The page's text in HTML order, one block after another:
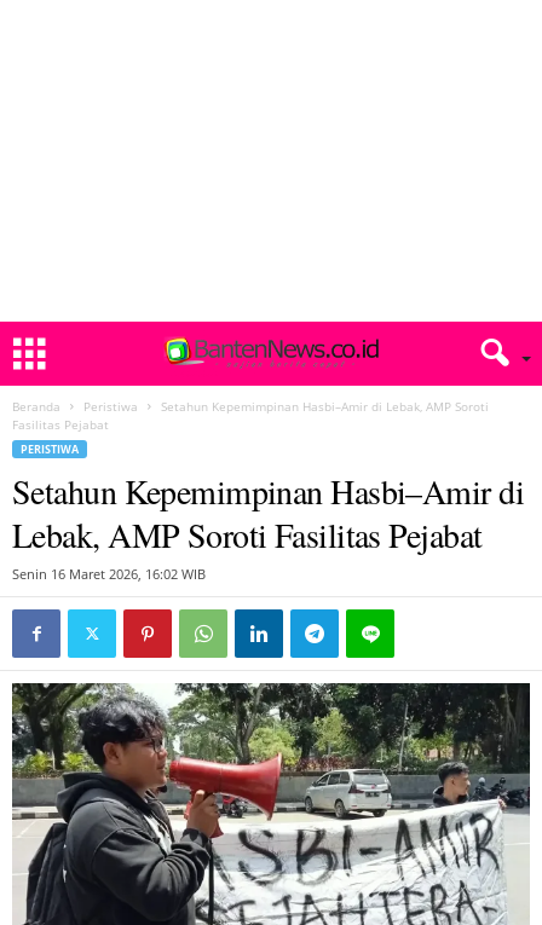
Beranda Peristiwa
Setahun Kepemimpinan Hasbi–Amir di Lebak, AMP Soroti
Fasilitas Pejabat
PERISTIWA
Setahun Kepemimpinan Hasbi–Amir di
Lebak, AMP Soroti Fasilitas Pejabat
Senin 16 Maret 2026, 16:02 WIB